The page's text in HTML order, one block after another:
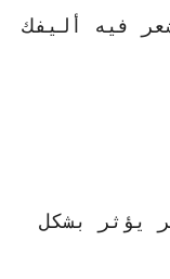
فيه أليفك
يؤثر بشكل